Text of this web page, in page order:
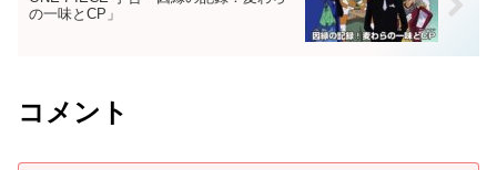
の一味とCP」
コメント